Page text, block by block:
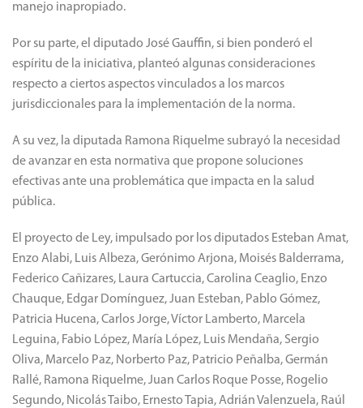
manejo inapropiado.
Por su parte, el diputado José Gauffin, si bien ponderó el
espíritu de la iniciativa, planteó algunas consideraciones
respecto a ciertos aspectos vinculados a los marcos
jurisdiccionales para la implementación de la norma.
A su vez, la diputada Ramona Riquelme subrayó la necesidad
de avanzar en esta normativa que propone soluciones
efectivas ante una problemática que impacta en la salud
pública.
El proyecto de Ley, impulsado por los diputados Esteban Amat,
Enzo Alabi, Luis Albeza, Gerónimo Arjona, Moisés Balderrama,
Federico Cañizares, Laura Cartuccia, Carolina Ceaglio, Enzo
Chauque, Edgar Domínguez, Juan Esteban, Pablo Gómez,
Patricia Hucena, Carlos Jorge, Víctor Lamberto, Marcela
Leguina, Fabio López, María López, Luis Mendaña, Sergio
Oliva, Marcelo Paz, Norberto Paz, Patricio Peñalba, Germán
Rallé, Ramona Riquelme, Juan Carlos Roque Posse, Rogelio
Segundo, Nicolás Taibo, Ernesto Tapia, Adrián Valenzuela, Raúl